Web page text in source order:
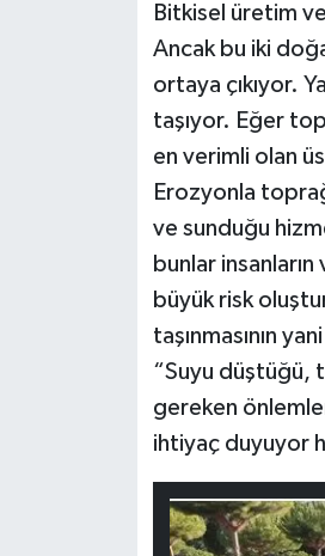
Bitkisel üretim
Ancak bu iki
ortaya çıkıyor.
taşıyor. Eğer
en verimli olan
Erozyonla
ve sunduğu
bunlar insanların
büyük risk
taşınmasının
“Suyu düştüğü,
gereken
ihtiyaç duyuyor